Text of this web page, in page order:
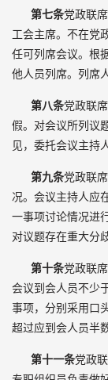
第七条党政联
工会主席。不在党
任可列席会议。根
他人员列席。列席
第八条党政联
假。对会议所列议
见，委托会议主持
第九条党政联
况。会议主持人应
一事项讨论情况进
对议题存在重大分
第十条党政联
会议到会人员不少
事项，分别采用口
超过应到会人员半
第十一条党政